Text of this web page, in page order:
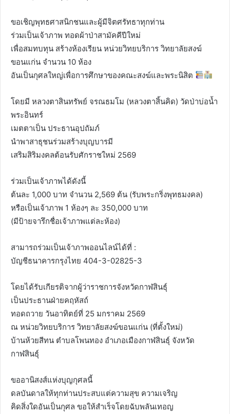
ขอเชิญพุทธศาสนิกชนและผู้มีจิตศรัทธาทุกท่าน
ร่วมเป็นเจ้าภาพ ทอดผ้าป่าสามัคคีปีใหม่
เพื่อสมทบทุน สร้างห้องเรียน หน่วยวิทยบริการ วิทยาลัยสงฆ์
ขอนแก่น จำนวน 10 ห้อง
อันเป็นกุศลใหญ่เพื่อการศึกษาของคณะสงฆ์และพระนิสิต
โดยมี หลวงตาสินทรัพย์ จรณธมโม (หลวงตาสิ้นคิด) วัดป่าบ่อน้ำ
พระอินทร์
เมตตาเป็น ประธานอุปถัมภ์
นำพาสาธุชนร่วมสร้างบุญบารมี
เสริมสิริมงคลต้อนรับศักราชใหม่ 2569
ร่วมเป็นเจ้าภาพได้ดังนี้
ต้นละ 1,000 บาท จำนวน 2,569 ต้น (รับพระกริ่งพุทธมงคล)
หรือเป็นเจ้าภาพ 1 ห้องๆ ละ 350,000 บาท
(มีป้ายจารึกชื่อเจ้าภาพแต่ละห้อง)
สามารถร่วมเป็นเจ้าภาพออนไลน์ได้ที่ :
บัญชีธนาคารกรุงไทย 404-3-02825-3
โดยได้รับเกียรติจากผู้ว่าราชการจังหวัดกาฬสินธุ์
เป็นประธานฝ่ายคฤหัสถ์
ทอดถวาย วันอาทิตย์ที่ 25 มกราคม 2569
ณ หน่วยวิทยบริการ วิทยาลัยสงฆ์ขอนแก่น (ที่ตั้งใหม่)
บ้านห้วยสีทน ตำบลโพนทอง อำเภอเมืองกาฬสินธุ์ จังหวัด
กาฬสินธุ์
ขออานิสงส์แห่งบุญกุศลนี้
ดลบันดาลให้ทุกท่านประสบแต่ความสุข ความเจริญ
คิดสิ่งใดอันเป็นกุศล ขอให้สำเร็จโดยฉับพลันเทอญ